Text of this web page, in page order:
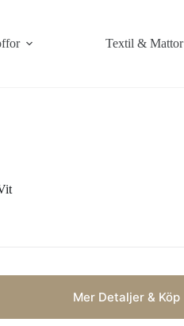
Textil & Mattor
Mer Detaljer & Köp